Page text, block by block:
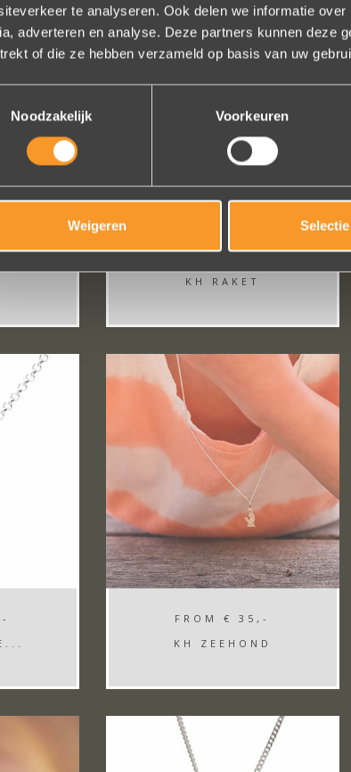
te analyseren. Ook delen we informatie
adverteren en analyse. Deze partners kunnen deze
of die ze hebben verzameld op basis van uw
Noodzakelijk
Voorkeuren
Weigeren
FROM€ 30,-
KH RAKET
FROM
€ 35,-
KH ZEEHOND